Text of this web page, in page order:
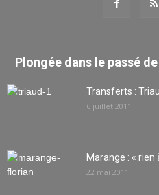
Plongée dans le passé
Transferts :
6 juillet 2011
Marange : «
22 mai 2011